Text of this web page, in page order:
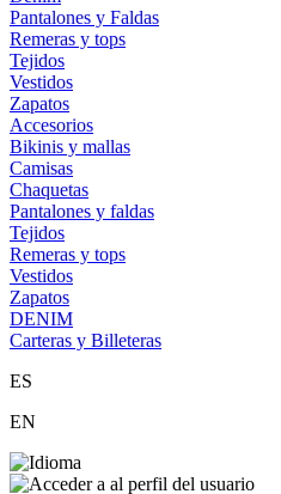
Pantalones y Faldas
Remeras y tops
Tejidos
Vestidos
Zapatos
Accesorios
Bikinis y mallas
Camisas
Chaquetas
Pantalones y faldas
Tejidos
Remeras y tops
Vestidos
Zapatos
DENIM
Carteras y Billeteras
ES
EN